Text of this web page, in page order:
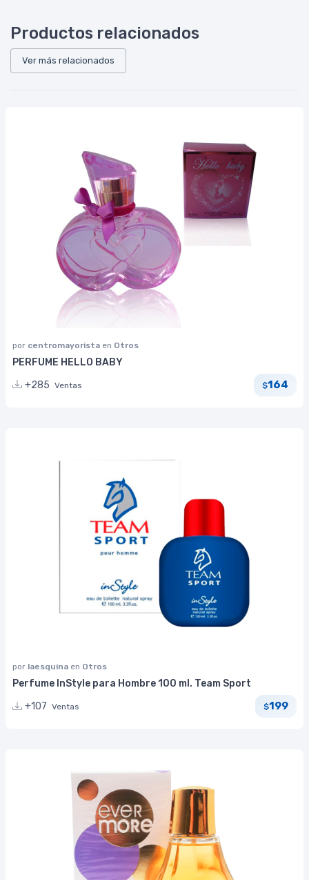
Productos relacionados
Ver más relacionados
por centromayorista en Otros
PERFUME HELLO BABY
+285 Ventas $164
por laesquina en Otros
Perfume InStyle para Hombre 100 ml. Team Sport
+107 Ventas $199